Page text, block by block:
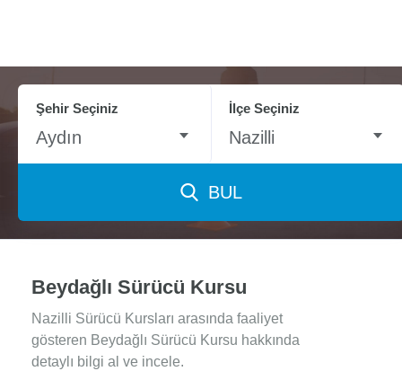
Şehir Seçiniz
Aydın
İlçe Seçiniz
Nazilli
BUL
Beydağlı Sürücü Kursu
Nazilli Sürücü Kursları arasında faaliyet
gösteren Beydağlı Sürücü Kursu hakkında
detaylı bilgi al ve incele.